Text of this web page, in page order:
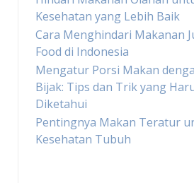
Kesehatan yang Lebih Baik
Cara Menghindari Makanan
Food di Indonesia
Mengatur Porsi Makan
Bijak: Tips dan Trik yang
Diketahui
Pentingnya Makan Teratur
Kesehatan Tubuh